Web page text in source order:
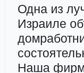
Одна из
Израиле
Наша